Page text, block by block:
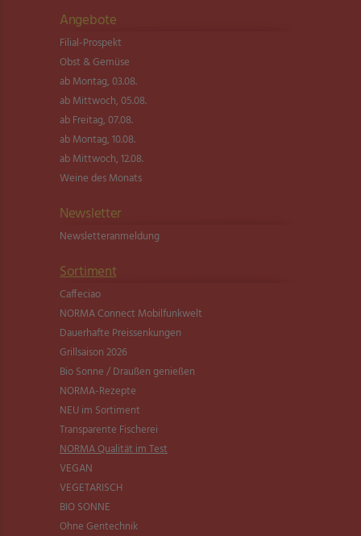
Angebote
Filial-Prospekt
Obst & Gemüse
ab Montag, 03.08.
ab Mittwoch, 05.08.
ab Freitag, 07.08.
ab Montag, 10.08.
ab Mittwoch, 12.08.
Weine des Monats
Newsletter
Newsletter­anmeldung
Sortiment
Caffeciao
NORMA Connect Mobilfunkwelt
Dauerhafte Preissenkungen
Grillsaison 2026
Bio Sonne / Draußen genießen
NORMA-Rezepte
NEU im Sortiment
Transparente Fischerei
NORMA Qualität im Test
VEGAN
VEGETARISCH
BIO SONNE
Ohne Gentechnik